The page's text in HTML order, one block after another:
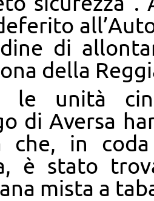
di
della
le unità
di Aversa
che, in coda
è stato
mista a